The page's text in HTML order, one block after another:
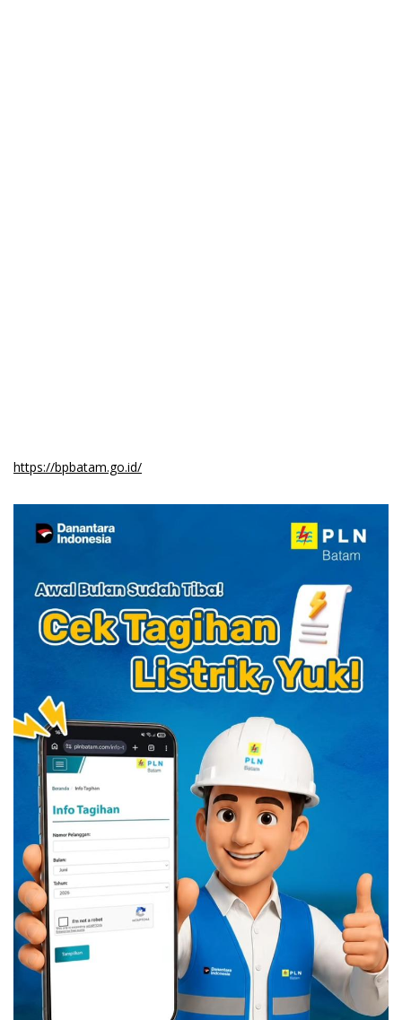
https://bpbatam.go.id/